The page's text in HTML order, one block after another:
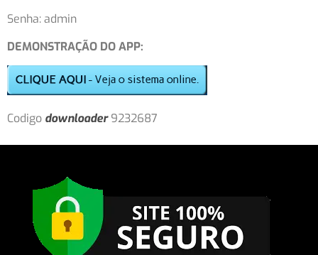
Senha: admin
DEMONSTRAÇÃO DO APP:
Codigo downloader9232687